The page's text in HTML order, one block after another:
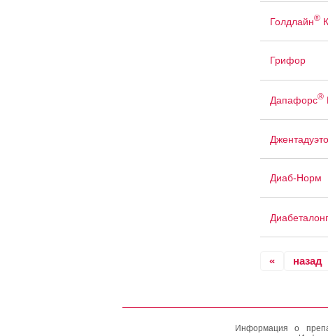
Голдлайн®
Грифор
Дапафорс®
Джентадуэто
Диаб-Норм
Диабеталонг
« назад
Информация о